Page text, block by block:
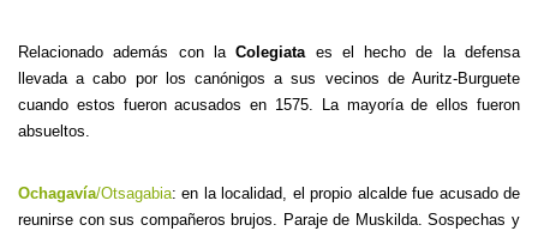
Relacionado además con laColegiataes el hecho de la defensa
llevada a cabo por los canónigos a sus vecinos de Auritz-Burguete
cuando estos fueron acusados en 1575. La mayoría de ellos fueron
absueltos.
Ochagavía/Otsagabia: en la localidad, el propio alcalde fue acusado de
reunirse con sus compañeros brujos. Paraje de Muskilda. Sospechas y